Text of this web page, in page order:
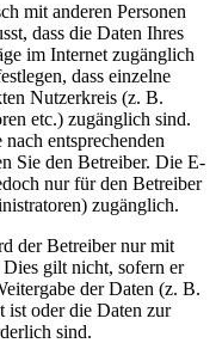
mit anderen Personen
dass die Daten Ihres
im Internet zugänglich
dass einzelne
Nutzerkreis (z. B.
etc.) zugänglich sind.
entsprechenden
Sie den Betreiber. Die E-
nur für den Betreiber
zugänglich.
der Betreiber nur mit
gilt nicht, sofern er
der Daten (z. B.
ist oder die Daten zur
sind.